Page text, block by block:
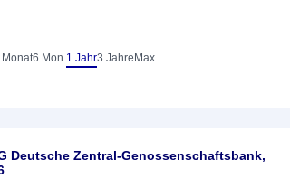
Monat6 Mon.1 Jahr3 Jahre Max.
Deutsche Zentral-Genossenschaftsbank,